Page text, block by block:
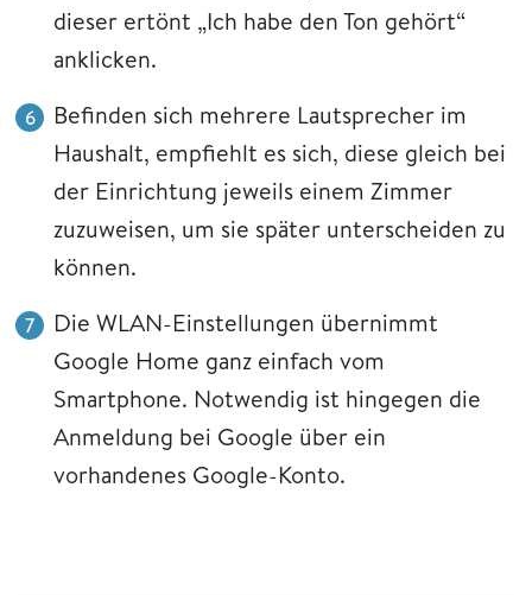
dieser ertönt „Ich habe den Ton gehört“
anklicken.
Befinden sich mehrere Lautsprecher im
Haushalt, empfiehlt es sich, diese gleich bei
der Einrichtung jeweils einem Zimmer
zuzuweisen, um sie später unterscheiden zu
können.
Die WLAN-Einstellungen übernimmt
Google Home ganz einfach vom
Smartphone. Notwendig ist hingegen die
Anmeldung bei Google über ein
vorhandenes Google-Konto.